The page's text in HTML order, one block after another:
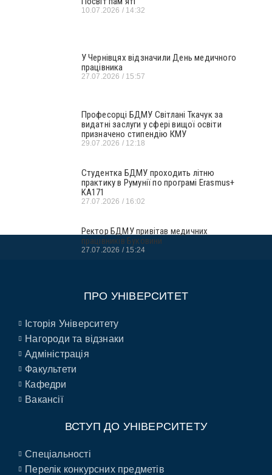
10.07.2026 14:32
У Чернівцях відзначили День медичного
працівника
27.07.2026 15:57
Професорці БДМУ Світлані Ткачук за
видатні заслуги у сфері вищої освіти
призначено стипендію КМУ
29.07.2026 12:18
Студентка БДМУ проходить літню
практику в Румунії по програмі Erasmus+
KA171
27.07.2026 16:02
Ректор БДМУ привітав медичних
працівників Буковини
27.07.2026 15:24
ПРО УНІВЕРСИТЕТ
Історія Університету
Нагороди та відзнаки
Адміністрація
Факультети
Кафедри
Вакансії
ВСТУП ДО УНІВЕРСИТЕТУ
Спеціальності
Перелік конкурсних предметів